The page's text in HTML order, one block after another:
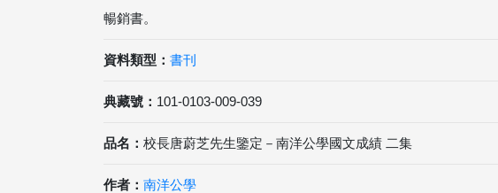
暢銷書。
資料類型： 書刊
典藏號： 101-0103-009-039
品名： 校長唐蔚芝先生鑒定－南洋公學國文成績 二集
作者： 南洋公學